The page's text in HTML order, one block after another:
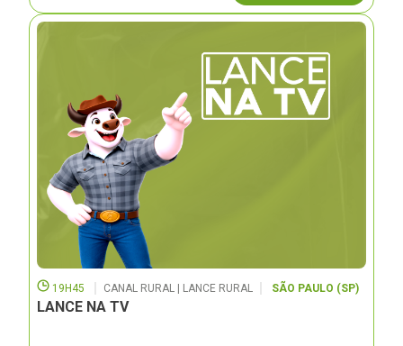
19H45 CANAL RURAL | LANCE RURAL SÃO PAULO (SP)
LANCE NA TV